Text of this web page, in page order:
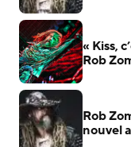
« Kiss,
Rob
Rob
nouvel